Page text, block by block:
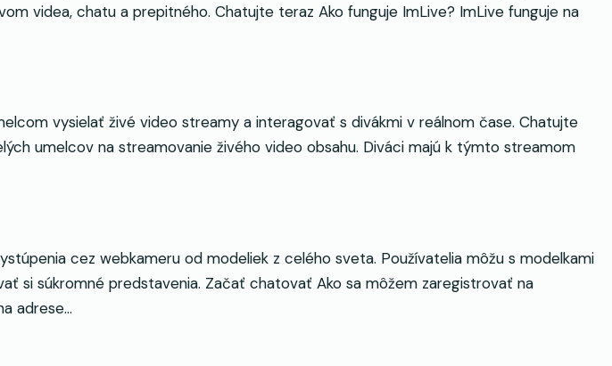
videa, chatu a prepitného. Chatujte teraz Ako funguje ImLive? ImLive funguje na
vysielať živé video streamy a interagovať s divákmi v reálnom čase. Chatujte
umelcov na streamovanie živého video obsahu. Diváci majú k týmto streamom
cez webkameru od modeliek z celého sveta. Používatelia môžu s modelkami
si súkromné predstavenia. Začať chatovať Ako sa môžem zaregistrovať na
adrese…